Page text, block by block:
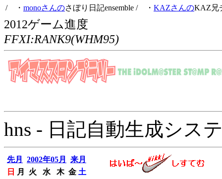
/ ・ monoさんのさぼり日記ensemble / ・ KAZさんのKAZ兄
2012ゲーム進度
FFXI:RANK9(WHM95)
hns - 日記自動生成シス
先月 2002年05月
来月
日
月 火 水 木 金 土